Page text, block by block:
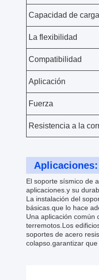
Capacidad de carga
La flexibilidad
Compatibilidad
Aplicación
Fuerza
Resistencia a la
Aplicaciones:
El soporte sísmico de
aplicaciones.y su
La instalación del
básicas.que lo hace
Una aplicación común
terremotos.Los
soportes de acero
colapso.garantizar